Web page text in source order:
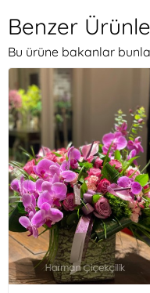
Benzer
Bu ürüne bakanlar